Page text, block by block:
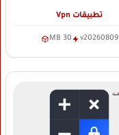
تطبيقات Vpn
v20260809
30 MB